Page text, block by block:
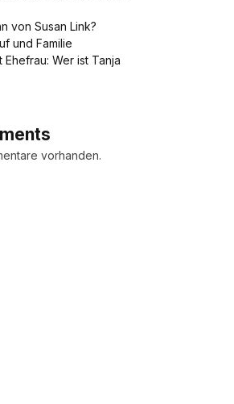
von Susan Link?
und Familie
Wer ist Tanja
vorhanden.